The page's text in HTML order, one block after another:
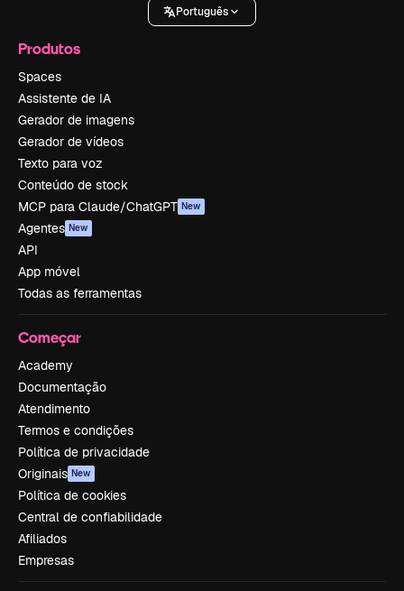
Português
Produtos
Spaces
Assistente de IA
Gerador de imagens
Gerador de vídeos
Texto para voz
Conteúdo de stock
MCP para Claude/ChatGPT New
Agentes New
API
App móvel
Todas as ferramentas
Começar
Academy
Documentação
Atendimento
Termos e condições
Política de privacidade
Originais New
Política de cookies
Central de confiabilidade
Afiliados
Empresas